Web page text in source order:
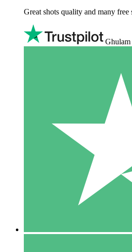
Great shots quality and many free